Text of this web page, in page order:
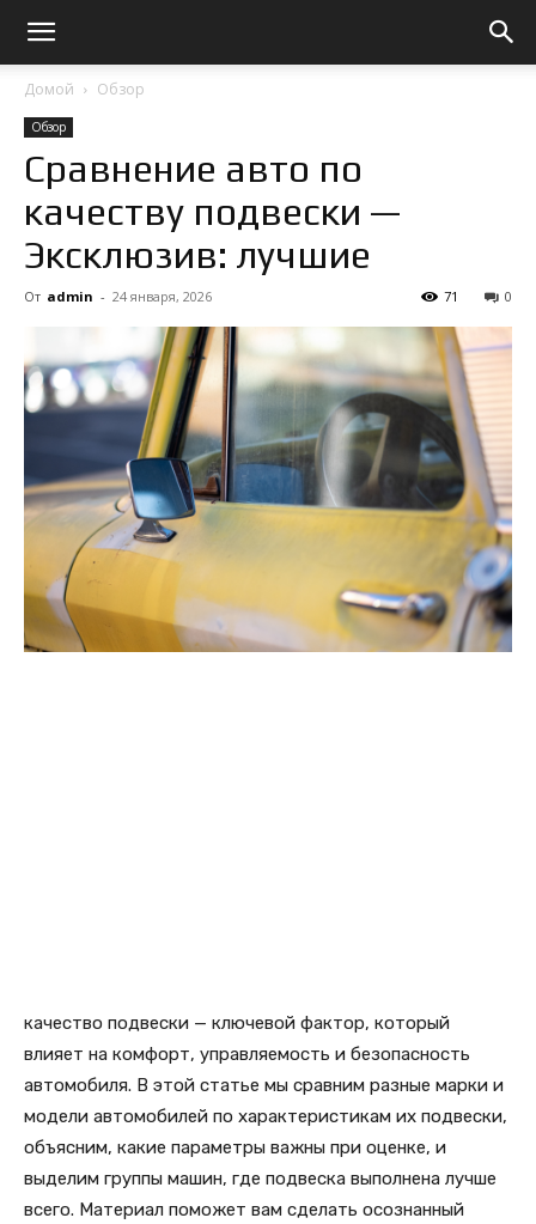
Домой Обзор
Обзор
Сравнение авто по
качеству подвески —
Эксклюзив: лучшие
От admin - 24 января, 2026 0
71
качество подвески — ключевой фактор, который
влияет на комфорт, управляемость и безопасность
автомобиля. В этой статье мы сравним разные марки и
модели автомобилей по характеристикам их подвески,
объясним, какие параметры важны при оценке, и
выделим группы машин, где подвеска выполнена лучше
всего. Материал поможет вам сделать осознанный